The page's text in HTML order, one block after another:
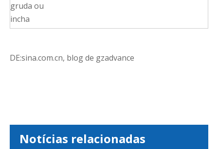
gruda ou
incha
DE:sina.com.cn, blog de gzadvance
Notícias relacionadas